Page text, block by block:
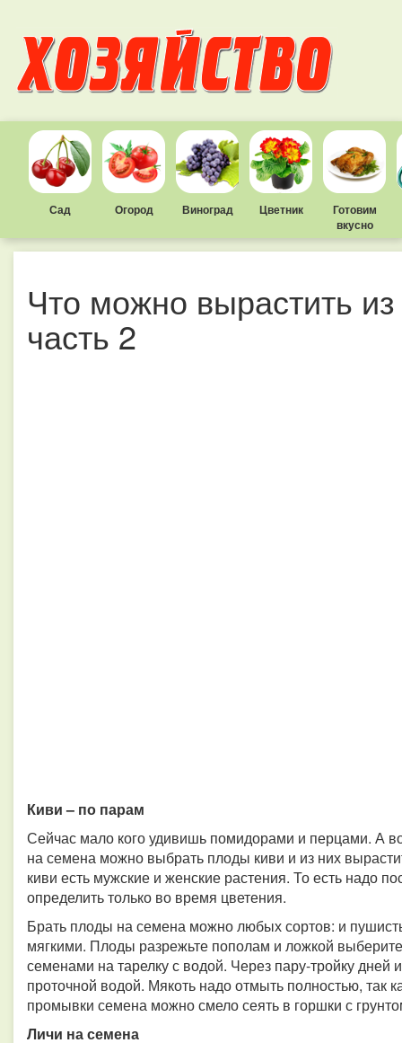
Сад Огород Виноград Цветник
Готовим
вкусно
Что можно вырастить
часть 2
Киви – по парам
Сейчас мало кого удивишь помидорами и перцами. А
на семена можно выбрать плоды киви и из них
киви есть мужские и женские растения. То есть надо
определить только во время цветения.
Брать плоды на семена можно любых сортов: и
мягкими. Плоды разрежьте пополам и ложкой
семенами на тарелку с водой. Через пару-тройку
проточной водой. Мякоть надо отмыть полностью, так
промывки семена можно смело сеять в горшки с
Личи на семена